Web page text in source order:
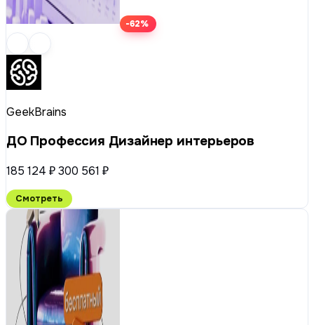
-62%
GeekBrains
ДО Профессия Дизайнер интерьеров
185 124 ₽300 561 ₽
Смотреть